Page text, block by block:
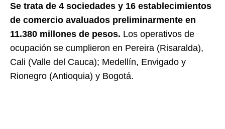
Se trata de 4 sociedades y 16 establecimientos
de comercio avaluados preliminarmente en
11.380 millones de pesos. Los operativos de
ocupación se cumplieron en Pereira (Risaralda),
Cali (Valle del Cauca); Medellín, Envigado y
Rionegro (Antioquia) y Bogotá.